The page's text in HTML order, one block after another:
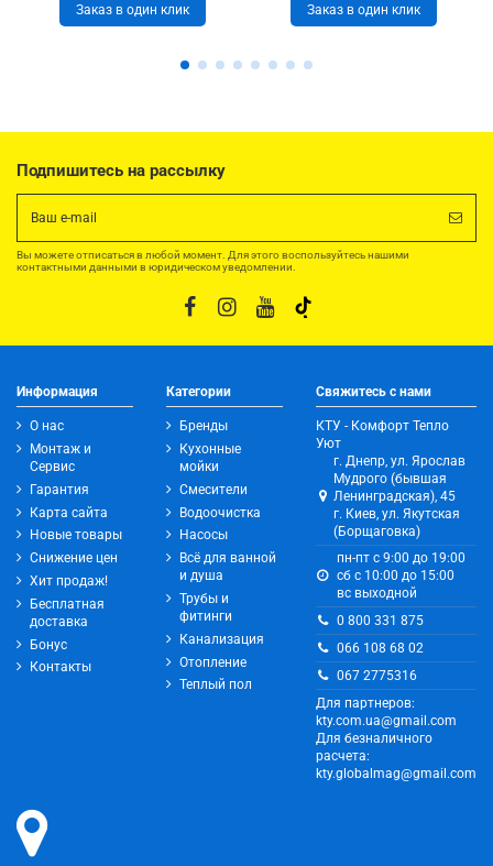
Заказ в один клик Заказ в один клик
Подпишитесь на рассылку
Вы можете отписаться в любой момент. Для этого воспользуйтесь нашими
контактными данными в юридическом уведомлении.
Информация
О нас
Монтаж и
Сервис
Гарантия
Карта сайта
Новые товары
Снижение цен
Хит продаж!
Бесплатная
доставка
Бонус
Контакты
Категории
Бренды
Кухонные
мойки
Смесители
Водоочистка
Насосы
Всё для ванной
и душа
Трубы и
фитинги
Канализация
Отопление
Теплый пол
Свяжитесь с нами
КТУ - Комфорт Тепло
Уют
г. Днепр, ул. Ярослав
Мудрого (бывшая
Ленинградская), 45
г. Киев, ул. Якутская
(Борщаговка)
пн-пт с 9:00 до 19:00
сб с 10:00 до 15:00
вс выходной
0 800 331 875
066 108 68 02
067 2775316
Для партнеров:
kty.com.ua@gmail.com
Для безналичного
расчета:
kty.globalmag@gmail.com